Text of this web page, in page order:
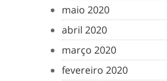
maio 2020
abril 2020
março 2020
fevereiro 2020